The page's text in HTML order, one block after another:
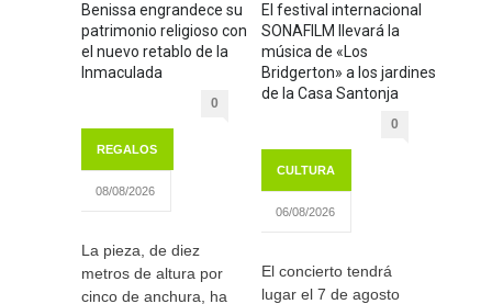
Benissa engrandece su
patrimonio religioso con
el nuevo retablo de la
Inmaculada
0
REGALOS
08/08/2026
La pieza, de diez
metros de altura por
cinco de anchura, ha
El festival internacional
SONAFILM llevará la
música de «Los
Bridgerton» a los jardines
de la Casa Santonja
0
CULTURA
06/08/2026
El concierto tendrá
lugar el 7 de agosto